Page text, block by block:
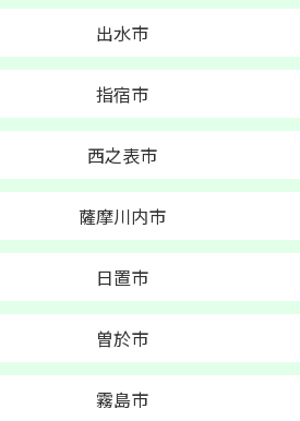
出水市
指宿市
西之表市
薩摩川内市
日置市
曽於市
霧島市